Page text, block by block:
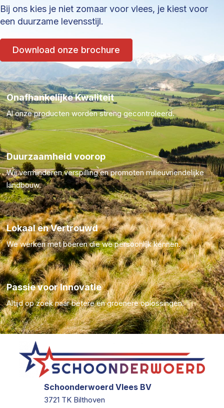
Bij ons kies je niet zomaar voor vlees, je kiest voor
een duurzame levensstijl.
Download onze brochure
Onafhankelijke Kwaliteit
Al onze producten worden streng gecontroleerd.
Duurzaamheid voorop
Wij verminderen verspilling en promoten milieuvriendelijke
landbouw.
Lokaal en Vertrouwd
We werken met boeren die we persoonlijk kennen.
Passie voor Innovatie
Altijd op zoek naar betere en groenere oplossingen.
Schoonderwoerd Vlees BV
3721 TK Bilthoven